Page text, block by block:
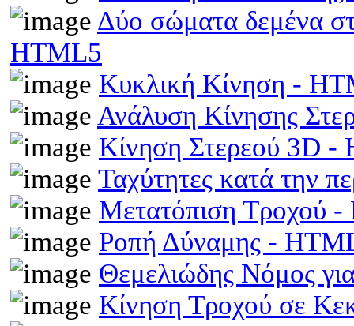
Δύο σώματα δεμένα
HTML5
Κυκλική Κίνηση -
Ανάλυση Κίνησης
Κίνηση Στερεού 3D -
Ταχύτητες κατά την
Μετατόπιση Τροχού
Ροπή Δύναμης -
Θεμελιώδης Νόμος
Κίνηση Τροχού σε